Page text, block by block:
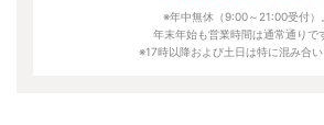
※年中無休（9:00～21:00受付）。
年末年始も営業時間は通常通りで
※17時以降および土日は特に混み合い